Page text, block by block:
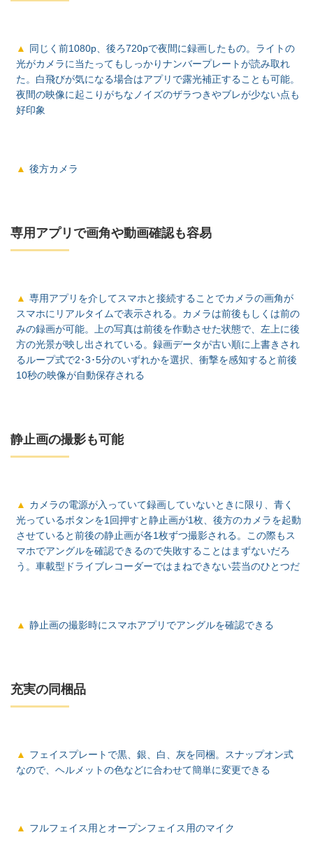
同じく前1080p、後ろ720pで夜間に録画したもの。ライトの
光がカメラに当たってもしっかりナンバープレートが読み取れ
た。白飛びが気になる場合はアプリで露光補正することも可能。
夜間の映像に起こりがちなノイズのザラつきやブレが少ない点も
好印象
後方カメラ
専用アプリで画角や動画確認も容易
専用アプリを介してスマホと接続することでカメラの画角が
スマホにリアルタイムで表示される。カメラは前後もしくは前の
みの録画が可能。上の写真は前後を作動させた状態で、左上に後
方の光景が映し出されている。録画データが古い順に上書きされ
るループ式で2･3･5分のいずれかを選択、衝撃を感知すると前後
10秒の映像が自動保存される
静止画の撮影も可能
カメラの電源が入っていて録画していないときに限り、青く
光っているボタンを1回押すと静止画が1枚、後方のカメラを起動
させていると前後の静止画が各1枚ずつ撮影される。この際もス
マホでアングルを確認できるので失敗することはまずないだろ
う。車載型ドライブレコーダーではまねできない芸当のひとつだ
静止画の撮影時にスマホアプリでアングルを確認できる
充実の同梱品
フェイスプレートで黒、銀、白、灰を同梱。スナップオン式
なので、ヘルメットの色などに合わせて簡単に変更できる
フルフェイス用とオープンフェイス用のマイク